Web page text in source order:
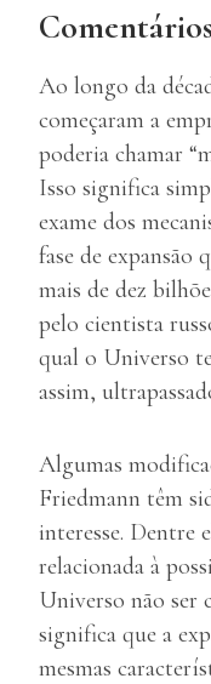
Ao longo da
começaram a
poderia chamar
Isso significa
exame dos
fase de expansão
mais de dez
pelo cientista
qual o Universo
assim,
Algumas
Friedmann têm
interesse. Dentre
relacionada à
Universo não ser
significa que a
mesmas